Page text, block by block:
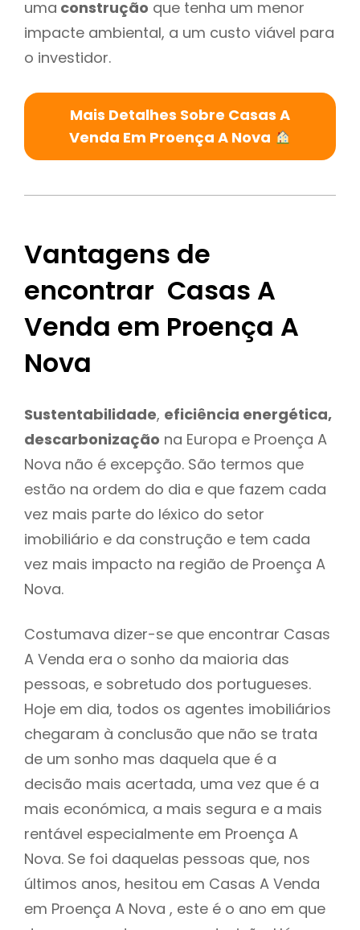
uma construção que tenha um menor
impacte ambiental, a um custo viável para
o investidor.
Mais Detalhes Sobre Casas A
Venda Em Proença A Nova
Vantagens de
encontrar Casas A
Venda em Proença A
Nova
Sustentabilidade, eficiência energética,
descarbonização na Europa e Proença A
Nova não é excepção. São termos que
estão na ordem do dia e que fazem cada
vez mais parte do léxico do setor
imobiliário e da construção e tem cada
vez mais impacto na região de Proença A
Nova.
Costumava dizer-se que encontrar Casas
A Venda era o sonho da maioria das
pessoas, e sobretudo dos portugueses.
Hoje em dia, todos os agentes imobiliários
chegaram à conclusão que não se trata
de um sonho mas daquela que é a
decisão mais acertada, uma vez que é a
mais económica, a mais segura e a mais
rentável especialmente em Proença A
Nova. Se foi daquelas pessoas que, nos
últimos anos, hesitou em Casas A Venda
em Proença A Nova , este é o ano em que